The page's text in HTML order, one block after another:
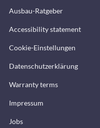
Ausbau-Ratgeber
Accessibility statement
Cookie-Einstellungen
Datenschutzerklärung
Warranty terms
Impressum
Jobs